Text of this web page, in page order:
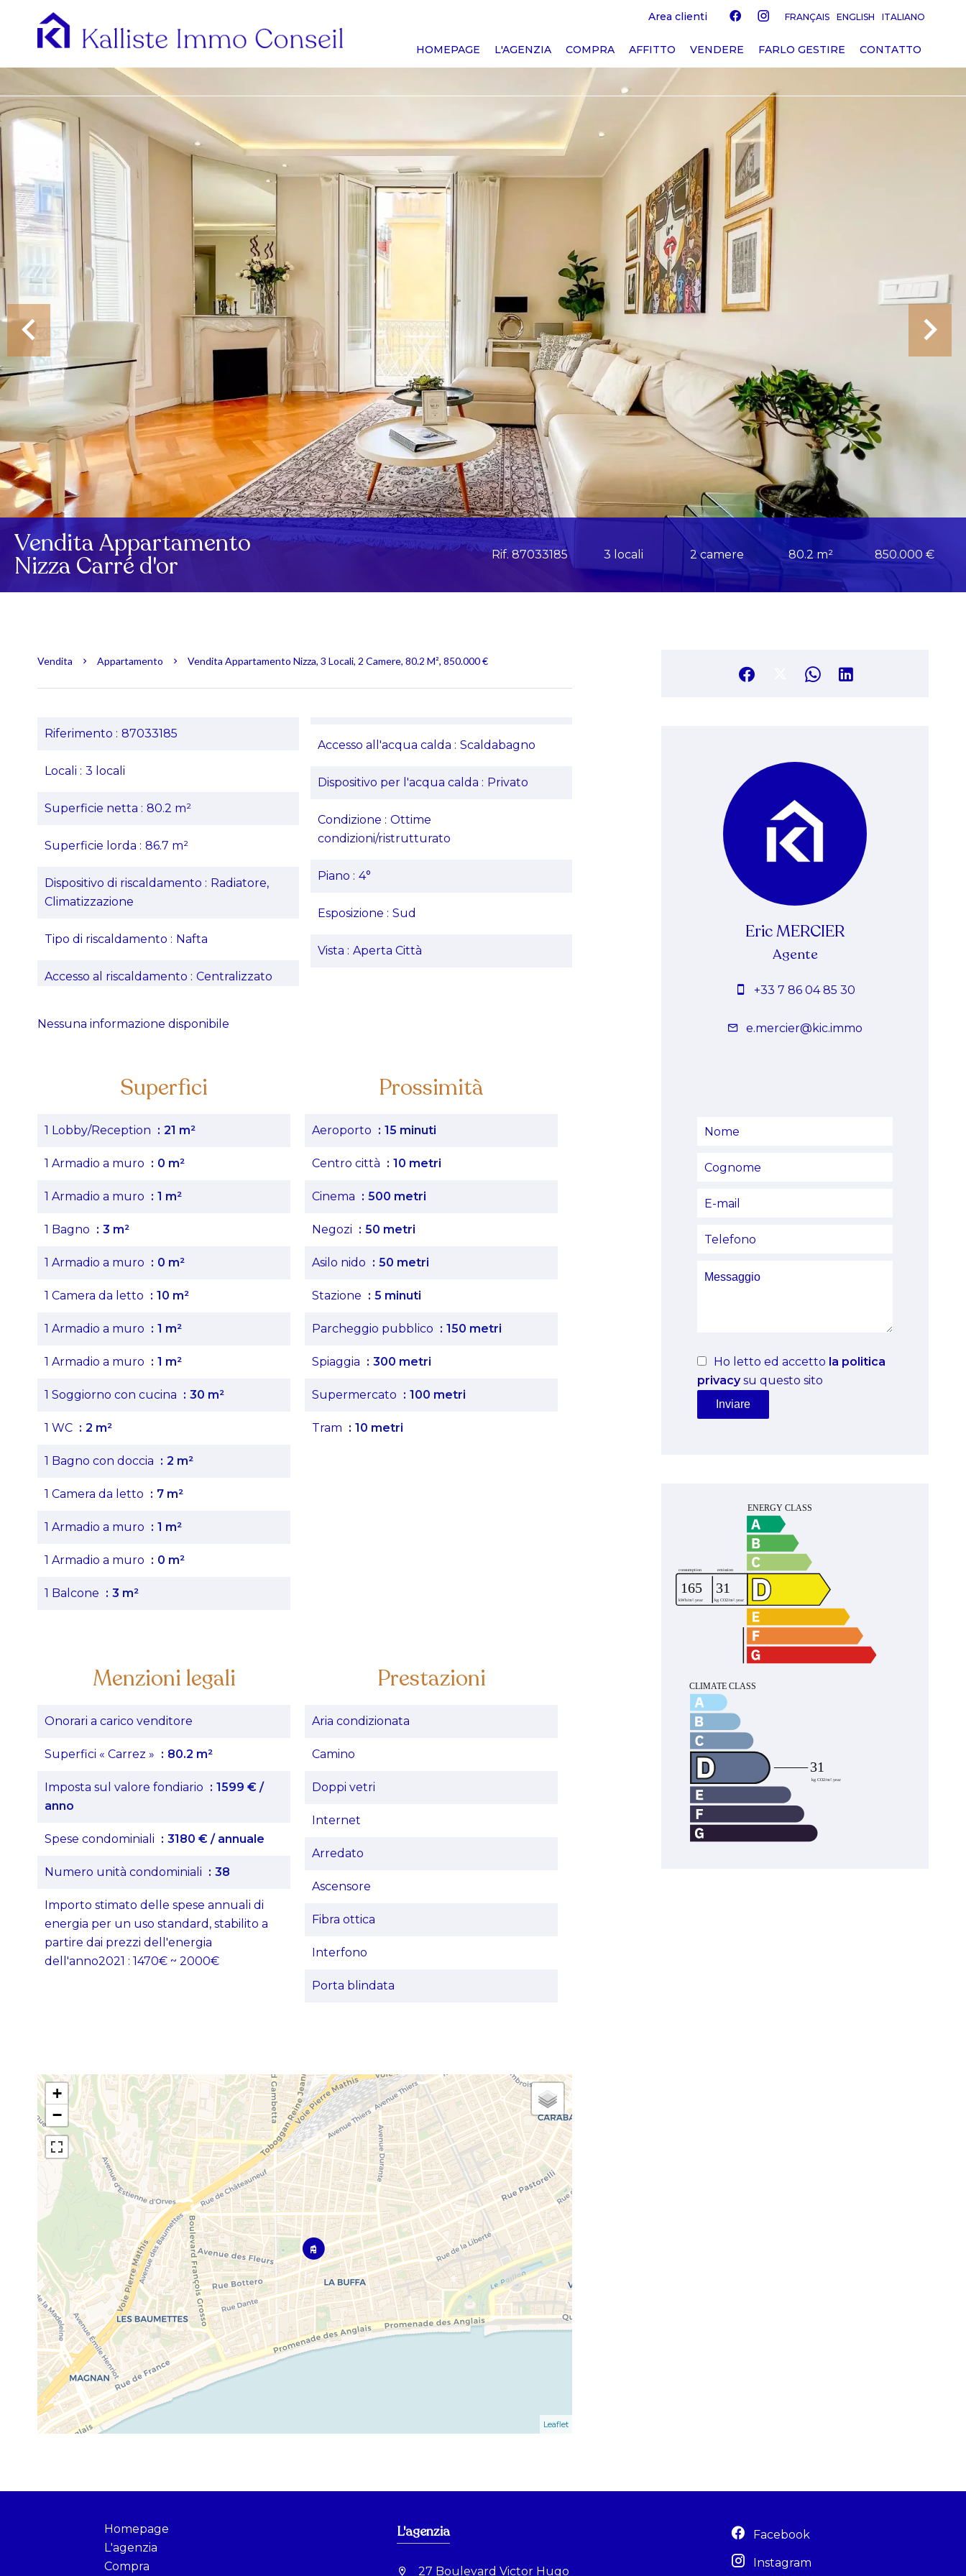
Area clienti FRANÇAIS ENGLISH ITALIANO
HOMEPAGE L'AGENZIA COMPRA AFFITTO VENDERE FARLO GESTIRE CONTATTO
Vendita Appartamento
Nizza Carré d'or Rif. 87033185 3 locali 2 camere 80.2 m² 850.000 €
Vendita Appartamento Vendita Appartamento Nizza, 3 Locali, 2 Camere, 80.2 M², 850.000 €
Riferimento 87033185
Locali 3 locali
Superficie netta 80.2 m²
Superficie lorda 86.7 m²
Dispositivo di riscaldamento
Radiatore,
Climatizzazione
Tipo di riscaldamento Nafta
Accesso al riscaldamento Centralizzato
Accesso all'acqua calda Scaldabagno
Dispositivo per l'acqua calda Privato
Condizione
Ottime
condizioni/ristrutturato
Piano 4°
Esposizione Sud
Vista Aperta Città
Nessuna informazione disponibile
Superfici
1 Lobby/Reception 21 m²
1 Armadio a muro 0 m²
1 Armadio a muro 1 m²
1 Bagno 3 m²
1 Armadio a muro 0 m²
1 Camera da letto 10 m²
1 Armadio a muro 1 m²
1 Armadio a muro 1 m²
1 Soggiorno con cucina 30 m²
1 WC 2 m²
1 Bagno con doccia 2 m²
1 Camera da letto 7 m²
1 Armadio a muro 1 m²
1 Armadio a muro 0 m²
1 Balcone 3 m²
Prossimità
Aeroporto 15 minuti
Centro città 10 metri
Cinema 500 metri
Negozi 50 metri
Asilo nido 50 metri
Stazione 5 minuti
Parcheggio pubblico 150 metri
Spiaggia 300 metri
Supermercato 100 metri
Tram 10 metri
Menzioni legali
Onorari a carico venditore
Superfici « Carrez » 80.2 m²
Imposta sul valore fondiario
1599 € /
anno
Spese condominiali 3180 € / annuale
Numero unità condominiali 38
Importo stimato delle spese annuali di
energia per un uso standard, stabilito a
partire dai prezzi dell'energia
dell'anno2021 : 1470€ ~ 2000€
Prestazioni
Aria condizionata
Camino
Doppi vetri
Internet
Arredato
Ascensore
Fibra ottica
Interfono
Porta blindata
+
−
Leaflet
Eric MERCIER
Agente
+33 7 86 04 85 30
e.mercier@kic.immo
Ho letto ed accetto la politica
privacysu questo sito
Inviare
Homepage
L'agenzia
Compra
L'agenzia
27 Boulevard Victor Hugo
Facebook
Instagram